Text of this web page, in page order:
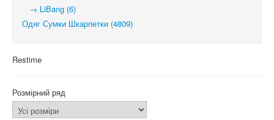
→ LiBang (6)
Одяг Сумки Шкарпетки (4809)
Restime
Розмірний ряд